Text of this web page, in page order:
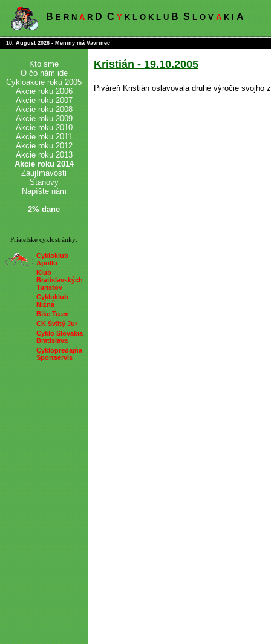
B E R N A R D C Y K L O K L U B S L O V A K I A
10. August 2026 - Meniny má Vavrinec
Kto sme
O čo nám ide
Cykloakcie roku 2005
Akcie roku 2006
Akcie roku 2007
Akcie roku 2008
Akcie roku 2009
Akcie roku 2010
Akcie roku 2011
Akcie roku 2012
Akcie roku 2013
Akcie roku 2014
Zaujímavosti
Stanovy
Napíšte nám
2% dane
Priateľské cyklostránky:
Cykloklub
Apollo
Klub
Bratislavských
Turistov
Cykloklub
Nižná
Bike Team
CK Svätý Jur
Cyklo Slovakia
Bratislava
Cyklopredajňa
Športservis
Kristián - 19.10.2005
Piváreň Kristián oslavovala druhé výročie svojho